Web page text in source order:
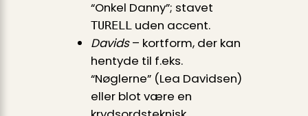
“Onkel Danny”; stavet
TURELL uden accent.
Davids– kortform, der kan
hentyde til f.eks.
“Nøglerne” (Lea Davidsen)
eller blot være en